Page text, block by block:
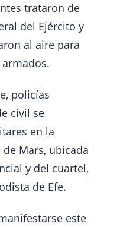
trataron de
del Ejército y
al aire para
policías
civil se
en la
Mars, ubicada
y del cuartel,
de Efe.
este